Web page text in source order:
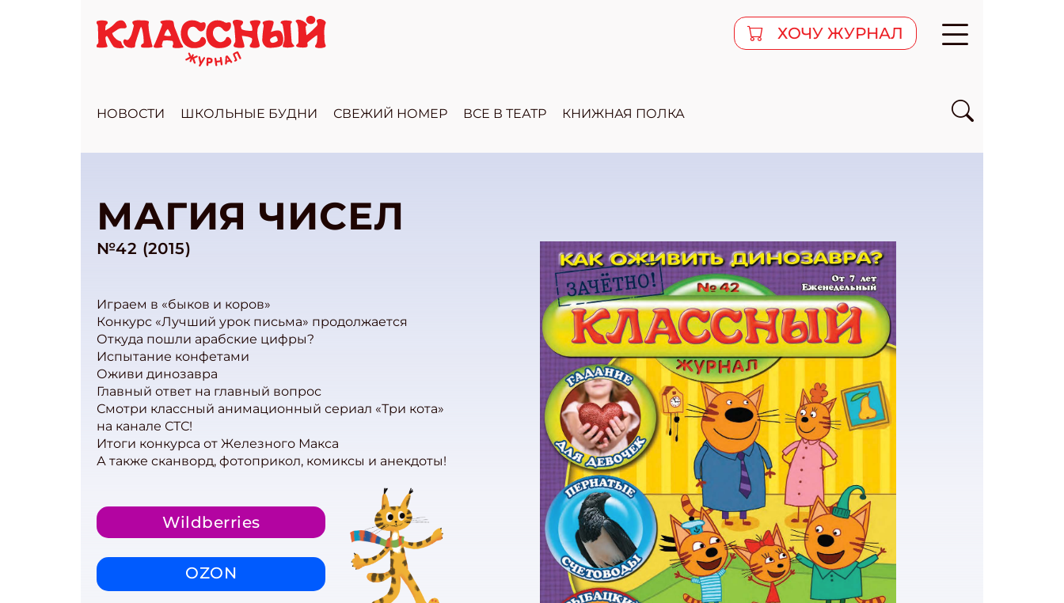
ХОЧУ ЖУРНАЛ
НОВОСТИ ШКОЛЬНЫЕ БУДНИ СВЕЖИЙ НОМЕР ВСЕ В ТЕАТР КНИЖНАЯ ПОЛКА
МАГИЯ ЧИСЕЛ
№42 (2015)
Играем в «быков и коров»
Конкурс «Лучший урок письма» продолжается
Откуда пошли арабские цифры?
Испытание конфетами
Оживи динозавра
Главный ответ на главный вопрос
Смотри классный анимационный сериал «Три кота»
на канале СТС!
Итоги конкурса от Железного Макса
А также сканворд, фотоприкол, комиксы и анекдоты!
Wildberries
OZON